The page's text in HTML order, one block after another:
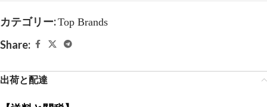
カテゴリー:Top Brands
Share:
出荷と配達